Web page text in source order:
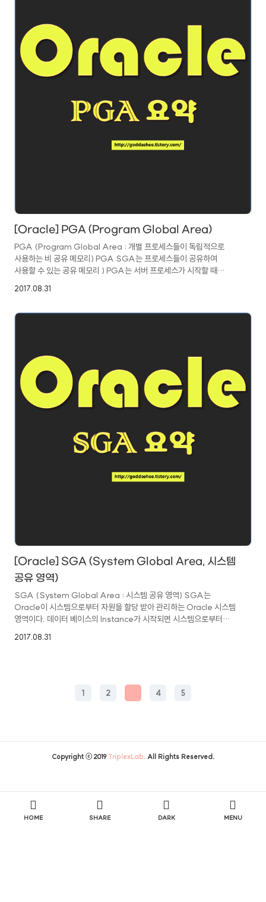
[Oracle] PGA (Program Global Area)
PGA (Program Global Area : 개별 프로세스들이 독립적으로
사용하는 비 공유 메모리) PGA SGA는 프로세스들이 공유하여
사용할 수 있는 공유 메모리 ) PGA는 서버 프로세스가 시작할 때
속한 각 프로세스에 의해 할당된다. PGA는 개별 세션에 대한 바인드
등의 작업을 할 때 서버 프로세스를 돕는 역할을 한다. 1. 바인드 변수
where depar..
2017.08.31
[Oracle] SGA (System Global Area, 시스템
공유 영역)
SGA (System Global Area : 시스템 공유 영역) SGA는
Oracle이 시스템으로부터 자원을 할당 받아 관리하는 Oracle 시스템
영역이다. 데이터 베이스의 Instance가 시작되면 시스템으로부터
자원을 시스템에 반환한다. 즉 Instance가 시작된다는 것은 메모리의
높이고, 자주 사용하지 않는 데이터는 데이터 파일에 물리적으로
저장하여 SGA영역을 효율적으로 관리한다. 이를 LRU (Least
2017.08.31
1 2 4 5
Copyright ⓒ 2019 TriplexLab. All Rights Reserved.
HOME SHARE DARK MENU